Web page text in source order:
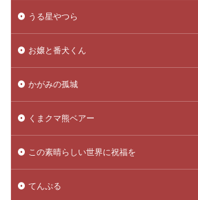
うる星やつら
お嬢と番犬くん
かがみの孤城
くまクマ熊ベアー
この素晴らしい世界に祝福を
てんぷる